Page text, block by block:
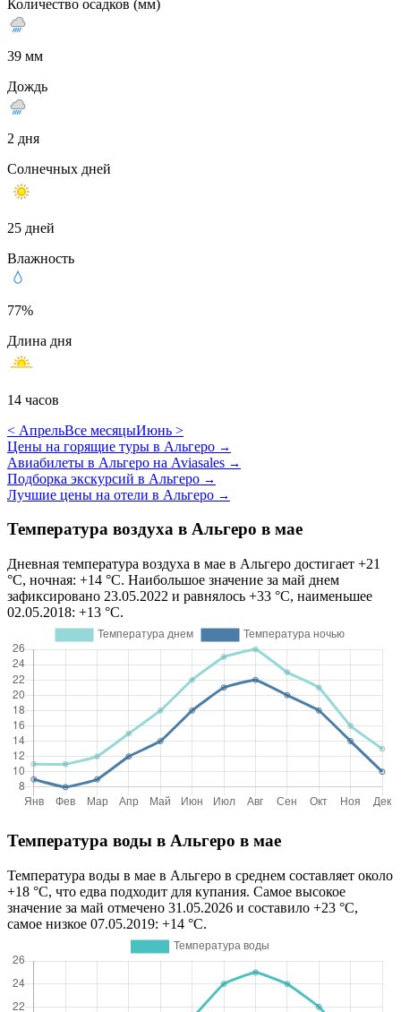
Количество осадков (мм)
39 мм
Дождь
2 дня
Солнечных дней
25 дней
Влажность
77%
Длина дня
14 часов
< АпрельВсе месяцыИюнь >
Цены на горящие туры в Альгеро →
Авиабилеты в Альгеро на Aviasales →
Подборка экскурсий в Альгеро →
Лучшие цены на отели в Альгеро →
Температура воздуха в Альгеро в мае
Дневная температура воздуха в мае в Альгеро достигает +21
°C, ночная: +14 °C. Наибольшое значение за май днем
зафиксировано 23.05.2022 и равнялось +33 °C, наименьшее
02.05.2018: +13 °C.
Температура воды в Альгеро в мае
Температура воды в мае в Альгеро в среднем составляет около
+18 °C, что едва подходит для купания. Самое высокое
значение за май отмечено 31.05.2026 и составило +23 °C,
самое низкое 07.05.2019: +14 °C.